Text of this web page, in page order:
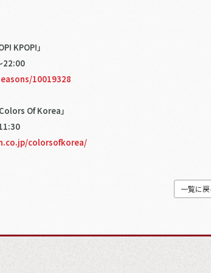
KPOP!」
22:00
10019328
Of Korea」
colorsofkorea/
一覧に戻